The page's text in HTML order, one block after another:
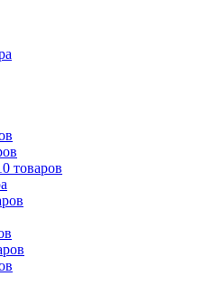
товаров